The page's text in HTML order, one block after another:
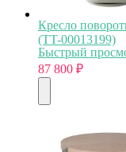
Кресло
(TT-00013199)
Быстрый
87 800 ₽